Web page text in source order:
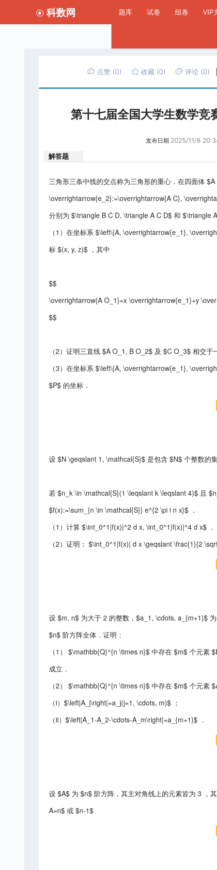
科数网 题库 试卷 组卷 VIP
点赞 (0) 收藏 (0) 评论 (0)
第十七届全国大学生数学竞
发布日期 2025/11/8
解答题
三角形三条中线的交点称为三角形的重心．在四面体
\overrightarrow{e_2}:=\overrightarrow{A C},
分别为 $\triangle B C D, \triangle A C D$ 和 $\triangle
（1）在坐标系 $\left\{A, \overrightarrow{e_1},
标 $(x, y, z)$ ，其中
$$
\overrightarrow{A O_1}=x \overrightarrow{e_1}+y
$$
（2）证明三直线 $A O_1, B O_2$ 及 $C O_3$ 相交于
（3）在坐标系 $\left\{A, \overrightarrow{e_1},
$P$ 的坐标．
设 $N \geqslant 1, \mathcal{S}$ 是包含 $N$ 个整数的
若 $n_k \in \mathcal{S}(1 \leqslant k \leqslant 4)$ 且
$f(x):=\sum_{n \in \mathcal{S}} e^{2 \pi i n x}$ ．
（1）计算 $\int_0^1|f(x)|^2 d x, \int_0^1|f(x)|^4 d x$ ．
（2）证明： $\int_0^1|f(x)| d x \geqslant \frac{1}{2
设 $m, n$ 为大于 2 的整数，$a_1, \cdots, a_{m+1}$
$n$ 阶方阵全体．证明：
（1） $\mathbb{Q}^{n \times n}$ 中存在 $m$ 个元
成立．
（2） $\mathbb{Q}^{n \times n}$ 中存在 $m$ 个元素
（i）$\left|A_j\right|=a_j(j=1, \cdots, m)$ ；
（ii）$\left|A_1-A_2-\cdots-A_m\right|=a_{m+1}$ ．
设 $A$ 为 $n$ 阶方阵，其主对角线上的元素皆为 3 ，
A=n$ 或 $n-1$